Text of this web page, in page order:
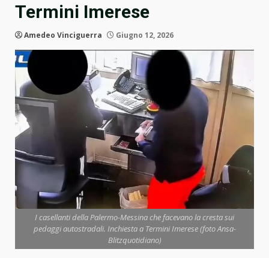
Termini Imerese
Amedeo Vinciguerra Giugno 12, 2026
I casellanti della Palermo-Messina che facevano la cresta sui
pedaggi autostradali. Inchiesta a Termini Imerese (foto Ansa-
Blitzquotidiano)